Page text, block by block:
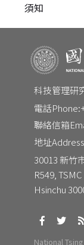
CONTACT
Email：
校本部電話：校本
須知
科技管理研
電話Phone:
聯絡信箱
地址Address
30013 新竹
R549,
Hsinchu
National